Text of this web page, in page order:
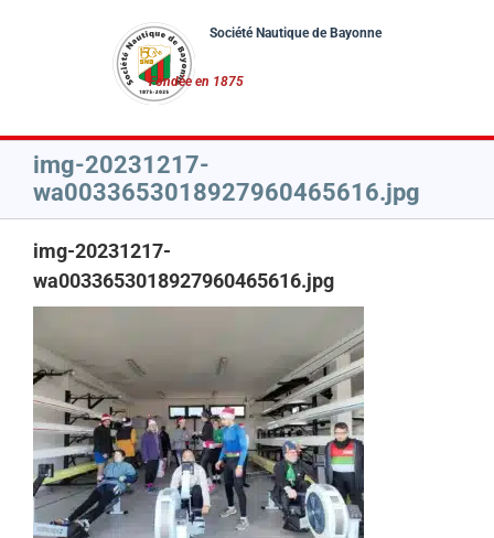
img-20231217-
wa0033653018927960465616.jpg
img-20231217-
wa0033653018927960465616.jpg